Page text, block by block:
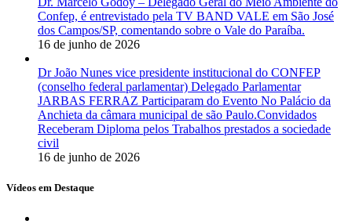
Confep, é entrevistado pela TV BAND VALE em São José
dos Campos/SP, comentando sobre o Vale do Paraíba.
16 de junho de 2026
Dr João Nunes vice presidente institucional do CONFEP
(conselho federal parlamentar) Delegado Parlamentar
JARBAS FERRAZ Participaram do Evento No Palácio da
Anchieta da câmara municipal de são Paulo.Convidados
Receberam Diploma pelos Trabalhos prestados a sociedade
civil
16 de junho de 2026
Vídeos em Destaque